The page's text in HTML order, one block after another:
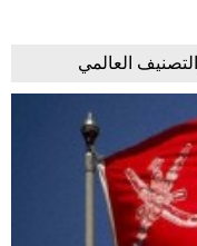
العالمي